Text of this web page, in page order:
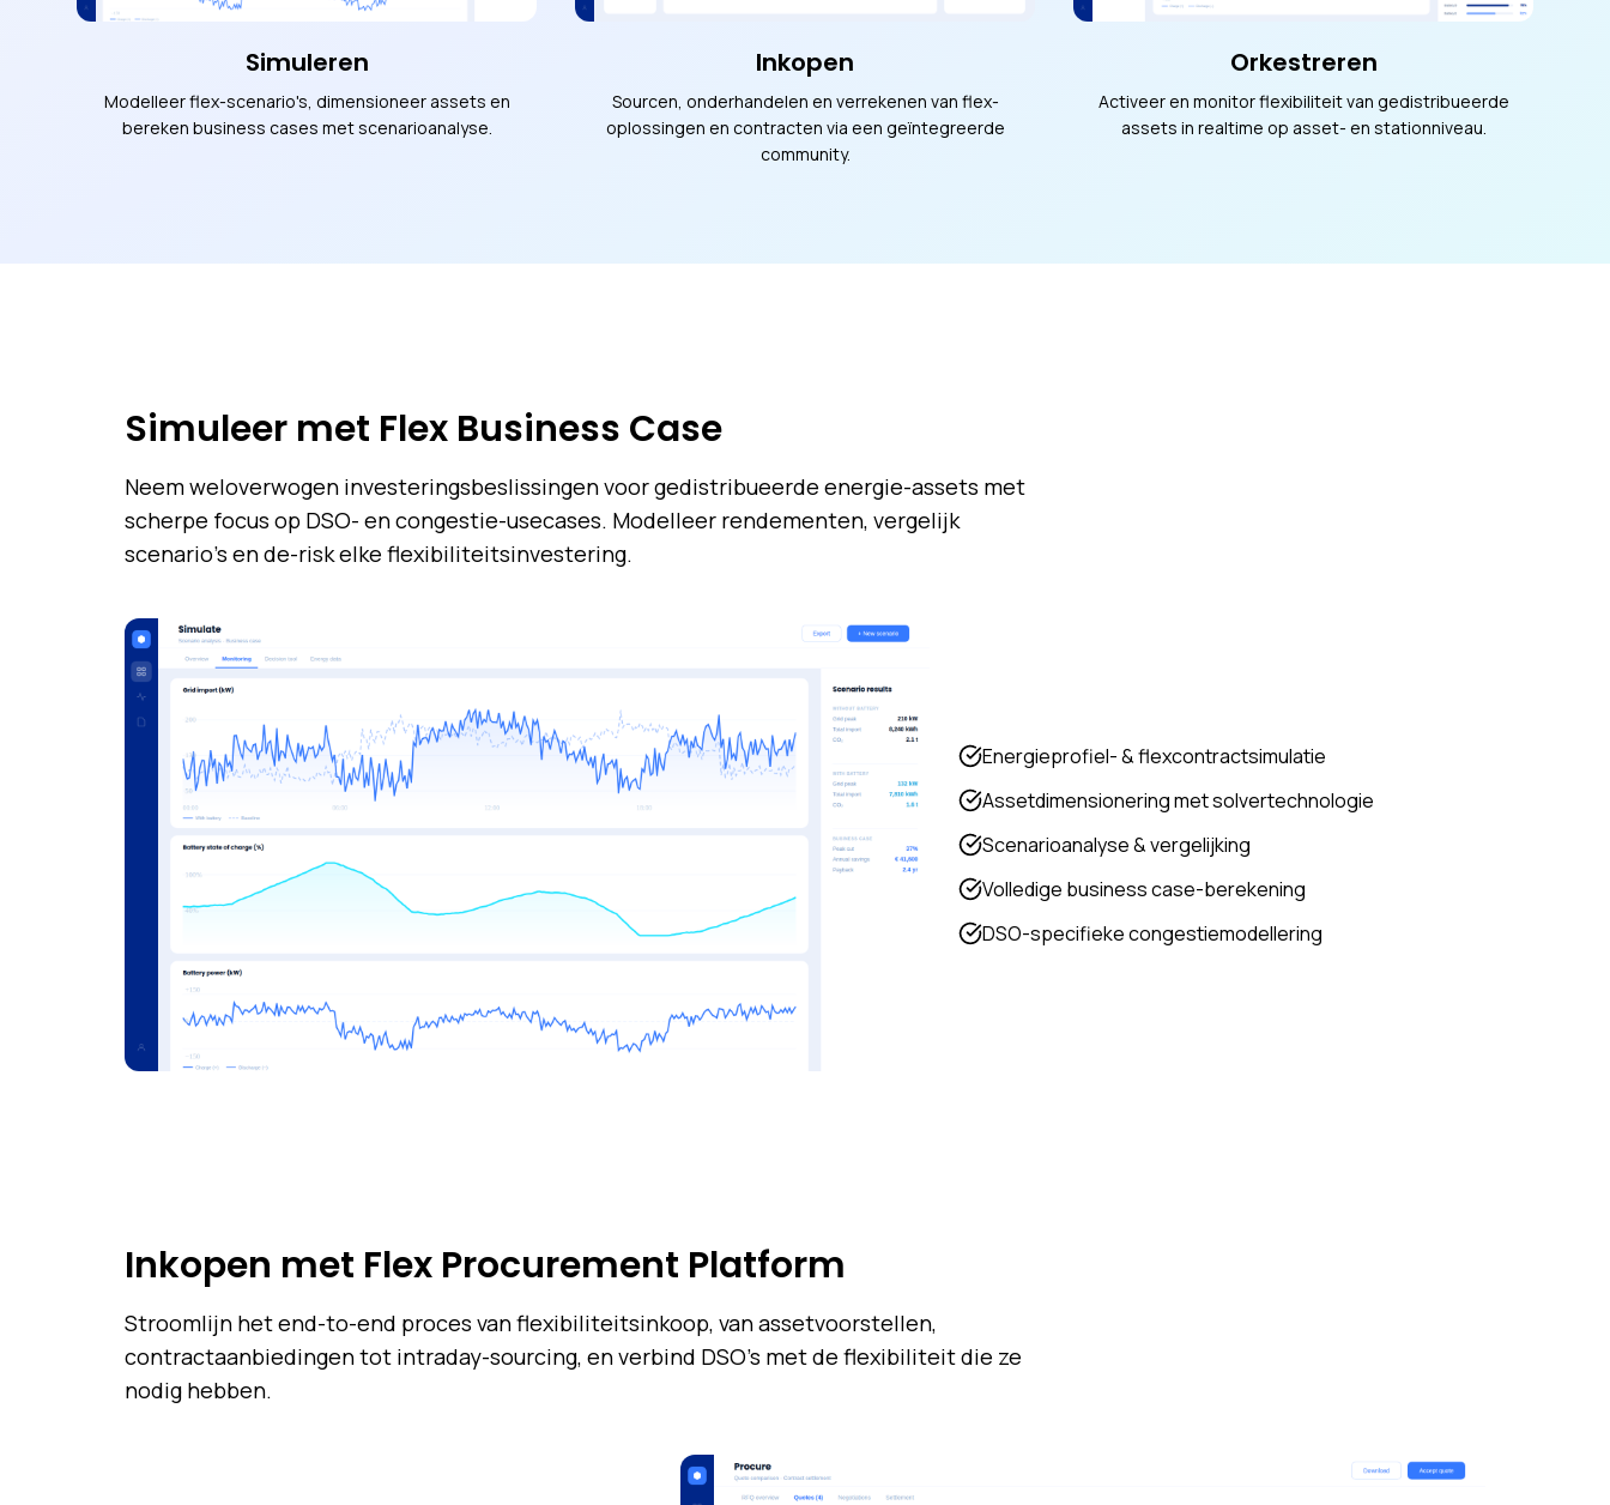
Simuleren
Modelleer flex-scenario's, dimensioneer assets en
bereken business cases met scenarioanalyse.
Inkopen
Sourcen, onderhandelen en verrekenen van flex-
oplossingen en contracten via een geïntegreerde
community.
Orkestreren
Activeer en monitor flexibiliteit van gedistribueerde
assets in realtime op asset- en stationniveau.
Simuleer met Flex Business Case
Neem weloverwogen investeringsbeslissingen voor gedistribueerde energie-assets met
scherpe focus op DSO- en congestie-usecases. Modelleer rendementen, vergelijk
scenario's en de-risk elke flexibiliteitsinvestering.
Energieprofiel- & flexcontractsimulatie
Assetdimensionering met solvertechnologie
Scenarioanalyse & vergelijking
Volledige business case-berekening
DSO-specifieke congestiemodellering
Inkopen met Flex Procurement Platform
Stroomlijn het end-to-end proces van flexibiliteitsinkoop, van assetvoorstellen,
contractaanbiedingen tot intraday-sourcing, en verbind DSO's met de flexibiliteit die ze
nodig hebben.